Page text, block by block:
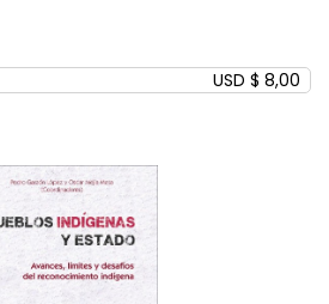
USD $ 8,00